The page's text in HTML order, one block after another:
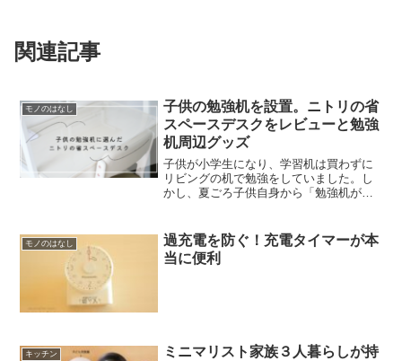
関連記事
モノのはなし
子供の勉強机を設置。ニトリの省
スペースデスクをレビューと勉強
机周辺グッズ
子供が小学生になり、学習机は買わずに
リビングの机で勉強をしていました。し
かし、夏ごろ子供自身から「勉強机が欲
トリの省スペースデスクに決定しまし
た。ニトリの省スペースデス...
モノのはなし
過充電を防ぐ！充電タイマーが本
当に便利
キッチン
ミニマリスト家族３人暮らしが持